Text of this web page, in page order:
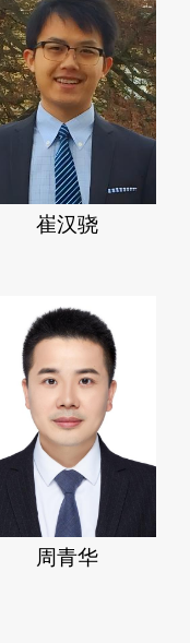
崔汉骁
周青华